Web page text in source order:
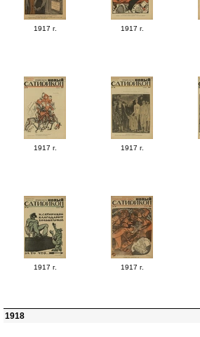
1917 г. 1917 г.
1917 г. 1917 г.
1917 г. 1917 г.
1918